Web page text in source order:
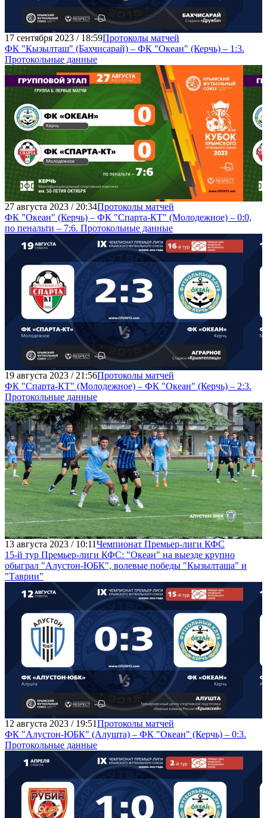
17 сентября 2023 / 18:59Протоколы матчей
ФК "Кызылташ" (Бахчисарай) – ФК "Океан" (Керчь) – 1:3.
Протокольные данные
27 августа 2023 / 20:34Протоколы матчей
ФК "Океан" (Керчь) – ФК "Спарта-КТ" (Молодежное) – 0:0,
по пенальти – 7:6. Протокольные данные
19 августа 2023 / 21:56Протоколы матчей
ФК "Спарта-КТ" (Молодежное) – ФК "Океан" (Керчь) – 2:3.
Протокольные данные
13 августа 2023 / 10:11Чемпионат Премьер-лиги КФС
15-й тур Премьер-лиги КФС: "Океан" на выезде крупно
обыграл "Алустон-ЮБК", волевые победы "Кызылташа" и
"Таврии"
12 августа 2023 / 19:51Протоколы матчей
ФК "Алустон-ЮБК" (Алушта) – ФК "Океан" (Керчь) – 0:3.
Протокольные данные